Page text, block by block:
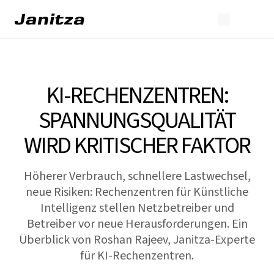
KI-RECHENZENTREN:
SPANNUNGSQUALITÄT
WIRD KRITISCHER FAKTOR
Höherer Verbrauch, schnellere Lastwechsel,
neue Risiken: Rechenzentren für Künstliche
Intelligenz stellen Netzbetreiber und
Betreiber vor neue Herausforderungen. Ein
Überblick von Roshan Rajeev, Janitza-Experte
für KI-Rechenzentren.